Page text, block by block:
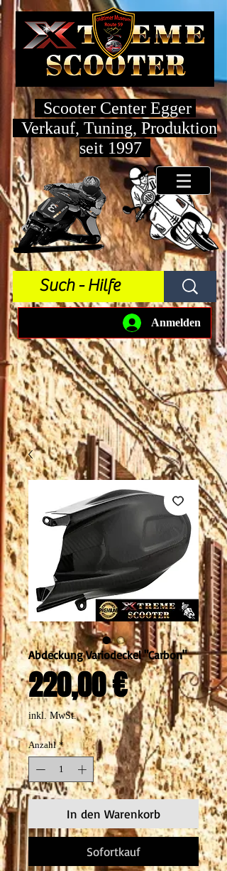
Scooter Center Egger
Verkauf, Tuning, Produktion
seit 1997
Anmelden
Abdeckung Variodeckel "Carbon"
220,00 €Preis
inkl. MwSt.
Anzahl *
In den Warenkorb
Sofortkauf